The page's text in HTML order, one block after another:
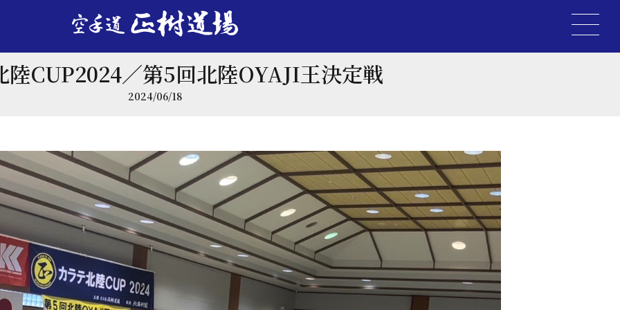
陸CUP2024／第5回北陸OYAJI王決定戦
2024/06/18